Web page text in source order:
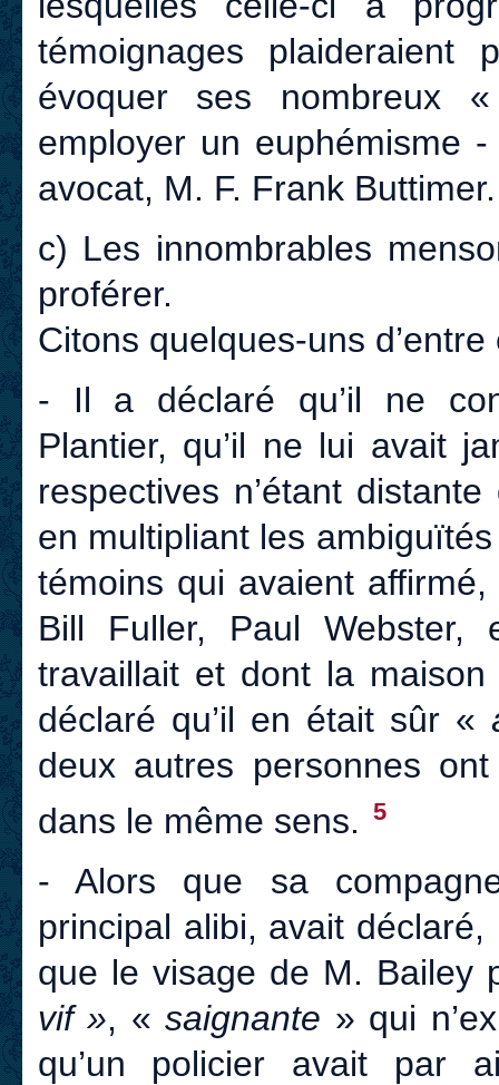
témoignages plaideraient
évoquer ses nombreux
employer un euphémisme
avocat, M. F. Frank
c) Les innombrables
proférer.
Citons quelques-uns d’entre
- Il a déclaré qu’il ne
Plantier, qu’il ne lui avait
respectives n’étant
en multipliant les
témoins qui avaient
Bill Fuller, Paul
travaillait et dont la
déclaré qu’il en était sûr «
deux autres personnes
dans le même sens. 5
- Alors que sa
principal alibi, avait
que le visage de M.
vif », «saignante » qui
qu’un policier avait par